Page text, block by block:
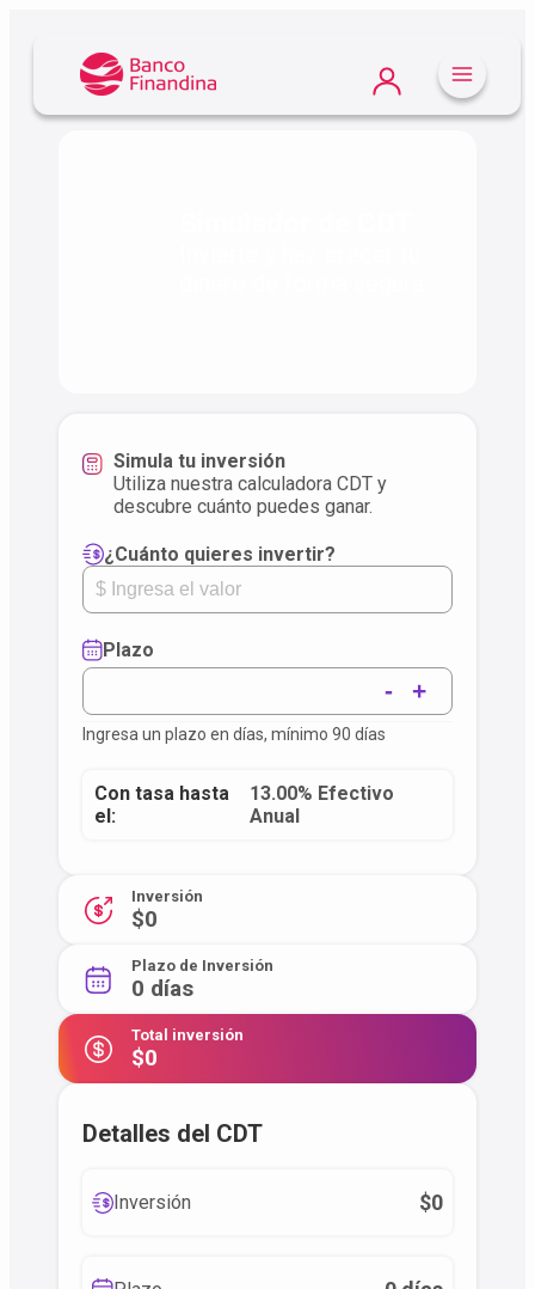
Simula tu inversión
Utiliza nuestra calculadora CDT y
descubre cuánto puedes ganar.
¿Cuánto quieres invertir?
Plazo
- +
Ingresa un plazo en días, mínimo 90 días
Con tasa hasta
el:
13.00% Efectivo
Anual
Inversión
$0
Plazo de Inversión
0 días
Total inversión
$0
Detalles del CDT
Inversión $0